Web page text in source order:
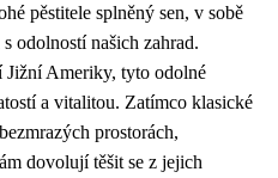
pěstitele splněný sen, v sobě
odolností našich zahrad.
Jižní Ameriky, tyto odolné
a vitalitou. Zatímco klasické
prostorách,
dovolují těšit se z jejich